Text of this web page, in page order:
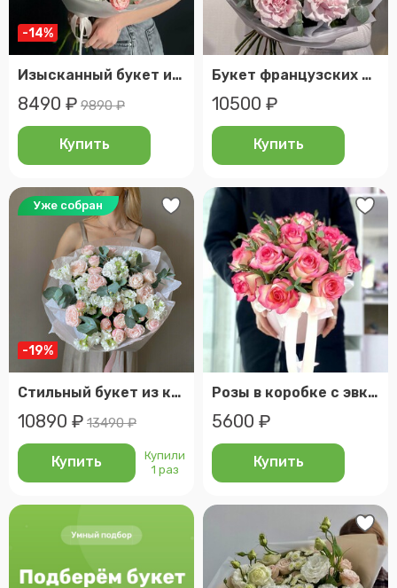
-14%
Изысканный букет из розовых роз, диантусов и эвкалипта. Veresk 822
8490 ₽ 9890 ₽
Купить
Букет французских роз
10500 ₽
Купить
Уже собран
-19%
Стильный букет из кустовых роз и маттиолы с веточками эвкалипта, veresk 926
10890 ₽ 13490 ₽
Купить
Купили
1 раз
Розы в коробке с эвкалиптом
5600 ₽
Купить